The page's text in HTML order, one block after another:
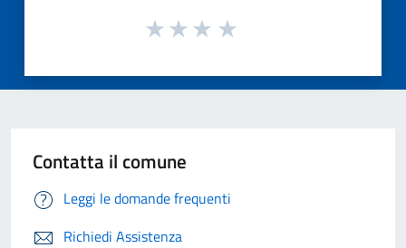
Contatta il comune
Leggi le domande frequenti
Richiedi Assistenza